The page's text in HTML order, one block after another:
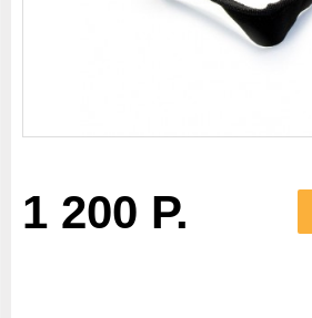
1 200 Р.